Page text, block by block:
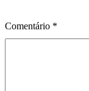
Comentário *